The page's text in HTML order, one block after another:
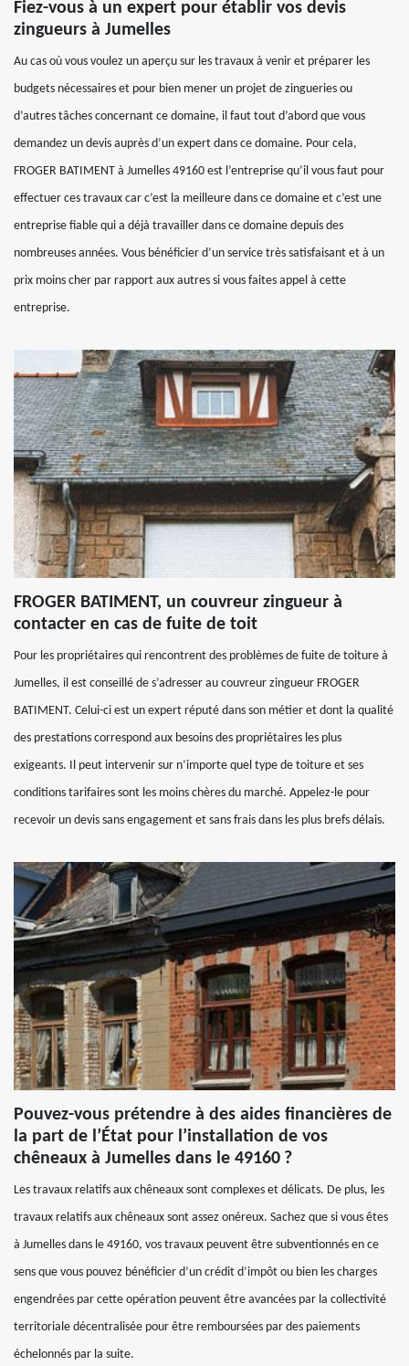
Fiez-vous à un expert pour établir vos devis
zingueurs à Jumelles
Au cas où vous voulez un aperçu sur les travaux à venir et préparer les
budgets nécessaires et pour bien mener un projet de zingueries ou
d’autres tâches concernant ce domaine, il faut tout d’abord que vous
demandez un devis auprès d’un expert dans ce domaine. Pour cela,
FROGER BATIMENT à Jumelles 49160 est l’entreprise qu’il vous faut pour
effectuer ces travaux car c’est la meilleure dans ce domaine et c’est une
entreprise fiable qui a déjà travailler dans ce domaine depuis des
nombreuses années. Vous bénéficier d’un service très satisfaisant et à un
prix moins cher par rapport aux autres si vous faites appel à cette
entreprise.
FROGER BATIMENT, un couvreur zingueur à
contacter en cas de fuite de toit
Pour les propriétaires qui rencontrent des problèmes de fuite de toiture à
Jumelles, il est conseillé de s’adresser au couvreur zingueur FROGER
BATIMENT. Celui-ci est un expert réputé dans son métier et dont la qualité
des prestations correspond aux besoins des propriétaires les plus
exigeants. Il peut intervenir sur n’importe quel type de toiture et ses
conditions tarifaires sont les moins chères du marché. Appelez-le pour
recevoir un devis sans engagement et sans frais dans les plus brefs délais.
Pouvez-vous prétendre à des aides financières de
la part de l’État pour l’installation de vos
chêneaux à Jumelles dans le 49160 ?
Les travaux relatifs aux chêneaux sont complexes et délicats. De plus, les
travaux relatifs aux chêneaux sont assez onéreux. Sachez que si vous êtes
à Jumelles dans le 49160, vos travaux peuvent être subventionnés en ce
sens que vous pouvez bénéficier d’un crédit d’impôt ou bien les charges
engendrées par cette opération peuvent être avancées par la collectivité
territoriale décentralisée pour être remboursées par des paiements
échelonnés par la suite.